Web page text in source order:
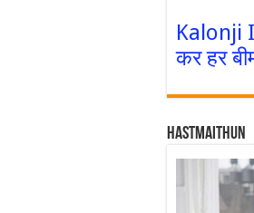
Kalonji
कर हर
Hastmaithun